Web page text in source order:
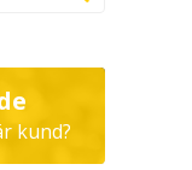
kund?